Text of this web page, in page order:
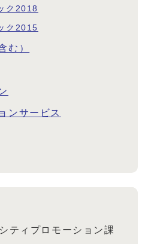
ク2018
ク2015
む）
ンサービス
ティプロモーション課